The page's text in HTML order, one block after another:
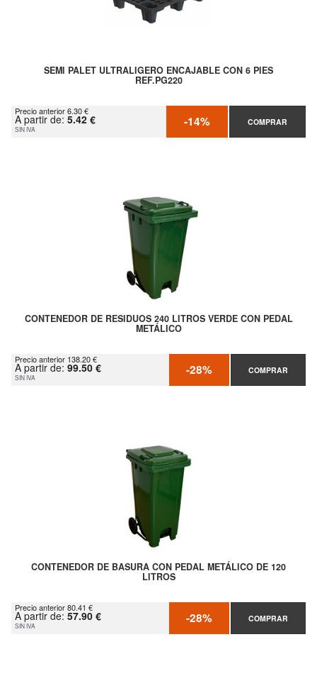
SEMI PALET ULTRALIGERO ENCAJABLE CON 6 PIES
REF.PG220
Precio anterior 6.30 €
A partir de: 5.42 €
SIN IVA -14% COMPRAR
CONTENEDOR DE RESIDUOS 240 LITROS VERDE CON PEDAL
METÁLICO
Precio anterior 138.20 €
A partir de: 99.50 €
SIN IVA -28% COMPRAR
CONTENEDOR DE BASURA CON PEDAL METÁLICO DE 120
LITROS
Precio anterior 80.41 €
A partir de: 57.90 €
SIN IVA -28% COMPRAR